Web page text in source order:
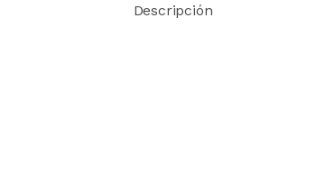
Descripción